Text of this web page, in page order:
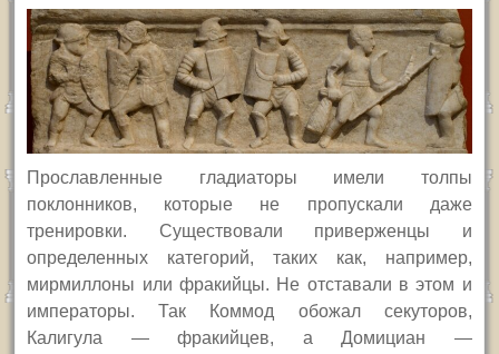
Прославленные гладиаторы имели толпы
поклонников, которые не пропускали даже
тренировки. Существовали приверженцы и
определенных категорий, таких как, например,
мирмиллоны или фракийцы. Не отставали в этом и
императоры. Так Коммод обожал секуторов,
Калигула — фракийцев, а Домициан —